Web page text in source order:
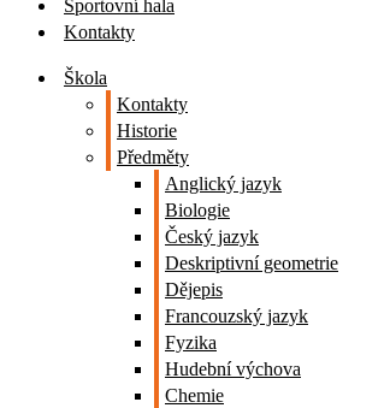
Sportovní hala
Kontakty
Škola
Kontakty
Historie
Předměty
Anglický jazyk
Biologie
Český jazyk
Deskriptivní geometrie
Dějepis
Francouzský jazyk
Fyzika
Hudební výchova
Chemie